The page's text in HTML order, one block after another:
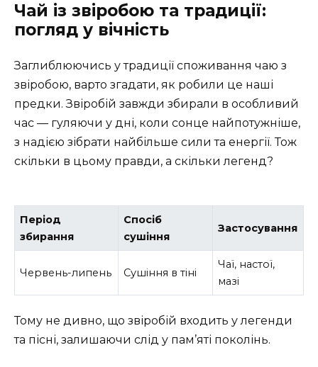
Чай із звіробою та традиції:
погляд у вічність
Заглиблюючись у традиції споживання чаю з
звіробою, варто згадати, як робили це наші
предки. Звіробій завжди збирали в особливий
час — гуляючи у дні, коли сонце найпотужніше,
з надією зібрати найбільше сили та енергії. Тож
скільки в цьому правди, а скільки легенд?
Період
збирання
Спосіб
сушіння
Застосування
Червень-липень Сушіння в тіні
Чаї, настої,
мазі
Тому не дивно, що звіробій входить у легенди
та пісні, залишаючи слід у пам’яті поколінь.